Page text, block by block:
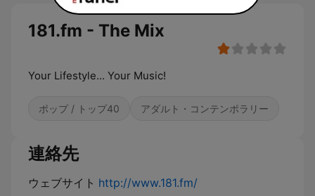
181.fm - The Mix
Your Lifestyle... Your Music!
ポップ / トップ40 アダルト・コンテンポラリー
連絡先
ウェブサイト http://www.181.fm/